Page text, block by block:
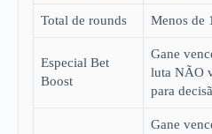
Total de rounds Menos de
Especial Bet
Boost
Gane
luta NÃO
para
Gane